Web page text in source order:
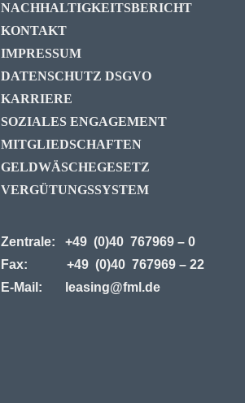
NACHHALTIGKEITSBERICHT
KONTAKT
IMPRESSUM
DATENSCHUTZ DSGVO
KARRIERE
SOZIALES ENGAGEMENT
MITGLIEDSCHAFTEN
GELDWÄSCHEGESETZ
VERGÜTUNGSSYSTEM
Zentrale: +49 (0)40 767969 – 0
Fax: +49 (0)40 767969 – 22
E-Mail:
leasing@fml.de